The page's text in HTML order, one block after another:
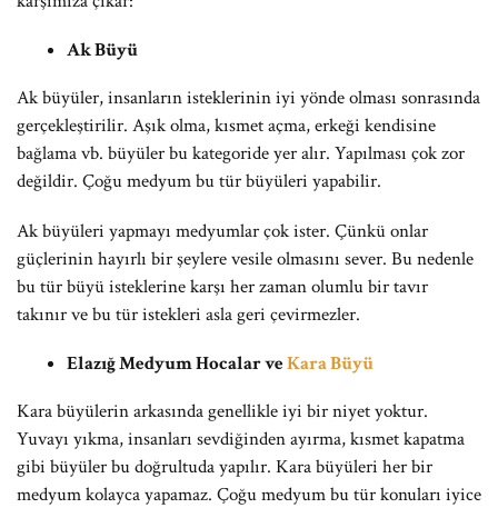
Ak Büyü
Ak büyüler, insanların isteklerinin iyi yönde olması sonrasında
gerçekleştirilir. Aşık olma, kısmet açma, erkeği kendisine
bağlama vb. büyüler bu kategoride yer alır. Yapılması çok zor
değildir. Çoğu medyum bu tür büyüleri yapabilir.
Ak büyüleri yapmayı medyumlar çok ister. Çünkü onlar
güçlerinin hayırlı bir şeylere vesile olmasını sever. Bu nedenle
bu tür büyü isteklerine karşı her zaman olumlu bir tavır
takınır ve bu tür istekleri asla geri çevirmezler.
Elazığ Medyum Hocalar veKara Büyü
Kara büyülerin arkasında genellikle iyi bir niyet yoktur.
Yuvayı yıkma, insanları sevdiğinden ayırma, kısmet kapatma
gibi büyüler bu doğrultuda yapılır. Kara büyüleri her bir
medyum kolayca yapamaz. Çoğu medyum bu tür konuları iyice